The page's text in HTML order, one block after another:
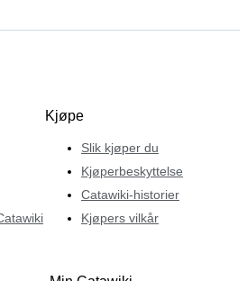
Kjøpe
Slik kjøper du
Kjøperbeskyttelse
Catawiki-historier
Kjøpers vilkår